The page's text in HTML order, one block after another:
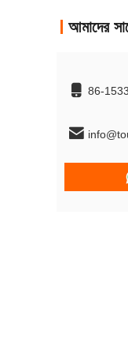
আমাদের
86-